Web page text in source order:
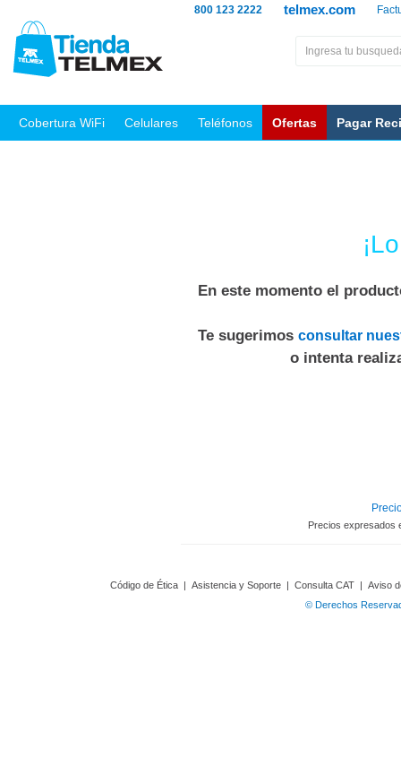
telmex.com
800 123 2222
Cobertura WiFi Celulares Teléfonos Ofertas Pagar
En este momento el
Te sugerimos consultar
o intenta
Precios expresados
Código de Ética | Asistencia y Soporte | Consulta CAT | Aviso
© Derechos